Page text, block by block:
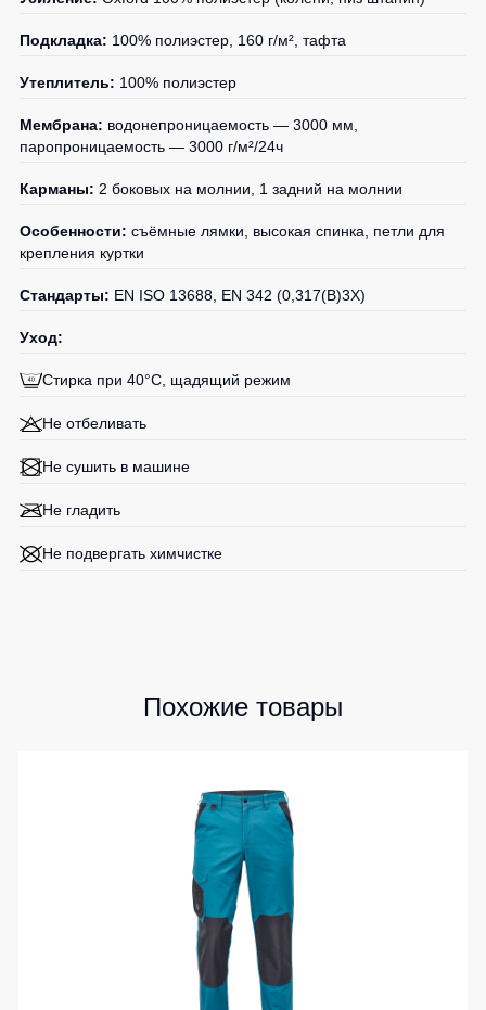
Подкладка: 100% полиэстер, 160 г/м², тафта
Утеплитель: 100% полиэстер
Мембрана: водонепроницаемость — 3000 мм,
паропроницаемость — 3000 г/м²/24ч
Карманы: 2 боковых на молнии, 1 задний на молнии
Особенности: съёмные лямки, высокая спинка, петли для
крепления куртки
Стандарты: EN ISO 13688, EN 342 (0,317(B)3X)
Уход:
Стирка при 40°C, щадящий режим
Не отбеливать
Не сушить в машине
Не гладить
Не подвергать химчистке
Похожие товары